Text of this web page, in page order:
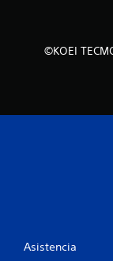
©KOEI
Asistencia